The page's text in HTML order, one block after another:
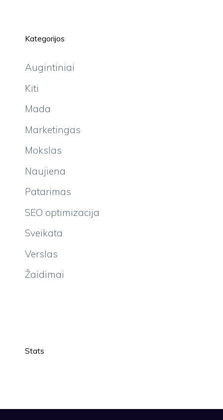
Kategorijos
Augintiniai
Kiti
Mada
Marketingas
Mokslas
Naujiena
Patarimas
SEO optimizacija
Sveikata
Verslas
Žaidimai
Stats